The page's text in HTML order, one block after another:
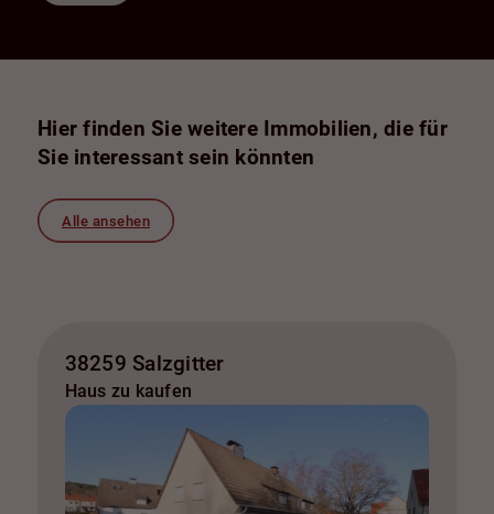
Hier finden Sie weitere Immobilien, die für
Sie interessant sein könnten
Alle ansehen
38259 Salzgitter
Haus zu kaufen